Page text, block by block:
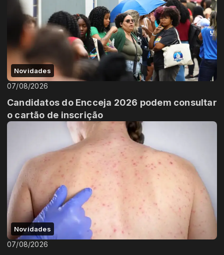
Novidades
07/08/2026
Candidatos do Encceja 2026 podem consultar
o cartão de inscrição
Novidades
07/08/2026